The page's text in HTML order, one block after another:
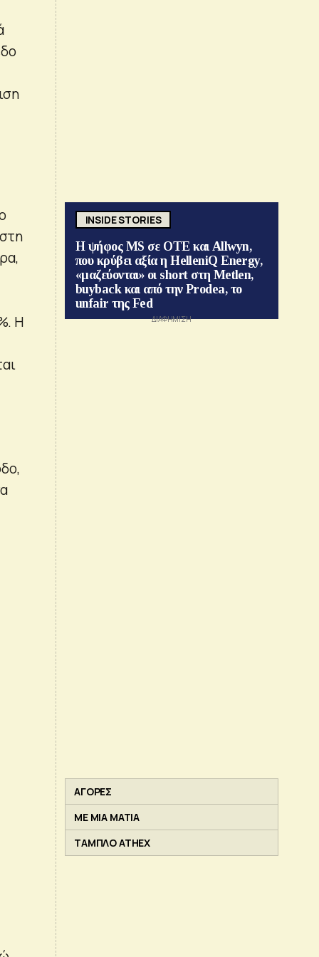
Η
INSIDE STORIES
Η ψήφος MS σε ΟΤΕ και Allwyn,
που κρύβει αξία η HelleniQ Energy,
«μαζεύονται» οι short στη Metlen,
buyback και από την Prodea, το
unfair της Fed
ΑΓΟΡΕΣ
ΜΕ ΜΙΑ ΜΑΤΙΑ
ΤΑΜΠΛΟ ATHEX